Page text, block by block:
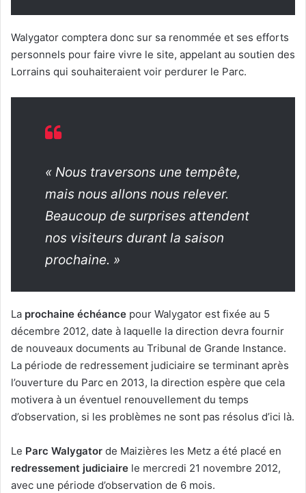
Walygator comptera donc sur sa renommée et ses efforts
personnels pour faire vivre le site, appelant au soutien des
Lorrains qui souhaiteraient voir perdurer le Parc.
« Nous traversons une tempête,
mais nous allons nous relever.
Beaucoup de surprises attendent
nos visiteurs durant la saison
prochaine. »
La prochaine échéance pour Walygator est fixée au 5
décembre 2012, date à laquelle la direction devra fournir
de nouveaux documents au Tribunal de Grande Instance.
La période de redressement judiciaire se terminant après
l’ouverture du Parc en 2013, la direction espère que cela
motivera à un éventuel renouvellement du temps
d’observation, si les problèmes ne sont pas résolus d’ici là.
Le Parc Walygator de Maizières les Metz a été placé en
redressement judiciaire le mercredi 21 novembre 2012,
avec une période d’observation de 6 mois.